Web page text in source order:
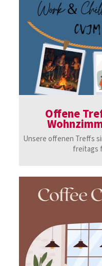
Offene
Unsere offenen Treffs
freitags